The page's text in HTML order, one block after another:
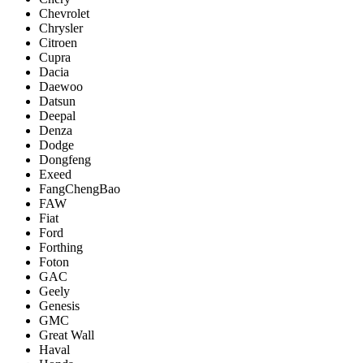
Chevrolet
Chrysler
Citroen
Cupra
Dacia
Daewoo
Datsun
Deepal
Denza
Dodge
Dongfeng
Exeed
FangChengBao
FAW
Fiat
Ford
Forthing
Foton
GAC
Geely
Genesis
GMC
Great Wall
Haval